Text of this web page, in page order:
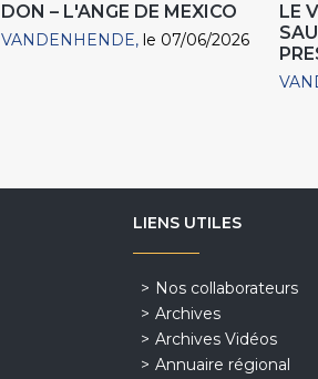
DON – L'ANGE DE MEXICO
VANDENHENDE le 07/06/2026
LE
LIENS UTILES
Nos collaborateurs
Archives
Archives Vidéos
Annuaire régional